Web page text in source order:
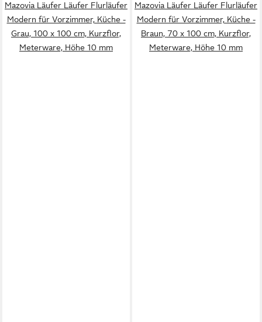
Mazovia Läufer Läufer Flurläufer
Modern für Vorzimmer, Küche -
Grau, 100 x 100 cm, Kurzflor,
Meterware, Höhe 10 mm
Mazovia Läufer Läufer Flurläufer
Modern für Vorzimmer, Küche -
Braun, 70 x 100 cm, Kurzflor,
Meterware, Höhe 10 mm